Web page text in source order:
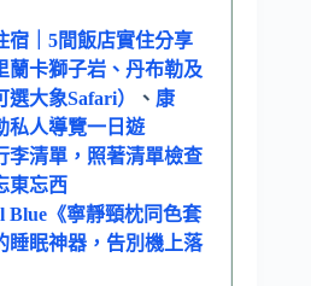
宿｜5間飯店實住分享
蘭卡獅子岩、丹布勒及
大象Safari）
、 康
私人導覽一日遊
李清單，照著清單檢查
東忘西
Blue《寧靜頸枕同色套
睡眠神器，告別機上落